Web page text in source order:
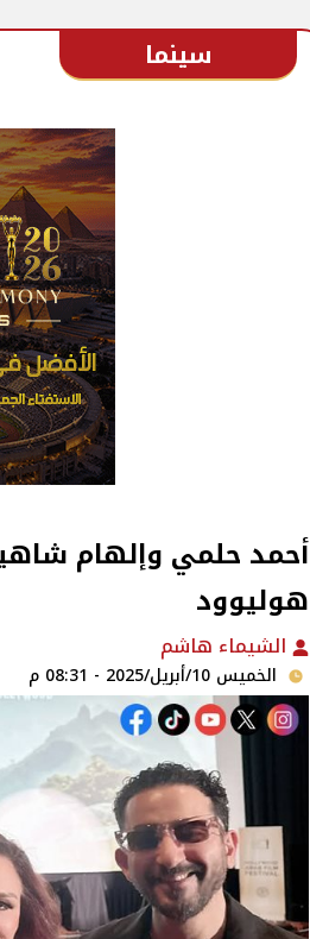
سينما
أحمد حلمي وإلهام
هوليوود‎
الشيماء هاشم
الخميس 10/أبريل/2025 - 08:31 م